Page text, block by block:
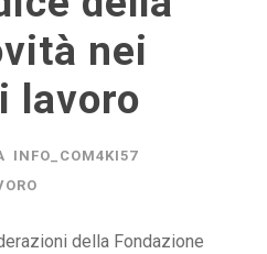
nei
lavoro
INFO_COM4KI57
della Fondazione